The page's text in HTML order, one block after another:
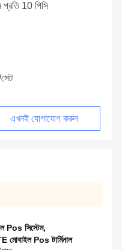
প্রতি 10 পিসি
এখনই যোগাযোগ করুন
Pos সিস্টেম,
মোবাইল Pos টার্মিনাল